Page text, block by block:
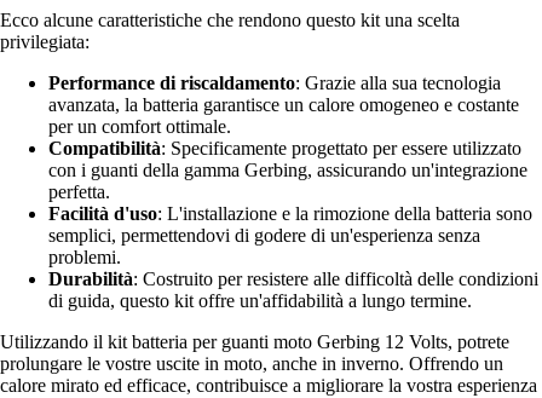
Ecco alcune caratteristiche che rendono questo kit una scelta
privilegiata:
Performance di riscaldamento: Grazie alla sua tecnologia
avanzata, la batteria garantisce un calore omogeneo e costante
per un comfort ottimale.
Compatibilità: Specificamente progettato per essere utilizzato
con i guanti della gamma Gerbing, assicurando un'integrazione
perfetta.
Facilità d'uso: L'installazione e la rimozione della batteria sono
semplici, permettendovi di godere di un'esperienza senza
problemi.
Durabilità: Costruito per resistere alle difficoltà delle condizioni
di guida, questo kit offre un'affidabilità a lungo termine.
Utilizzando il kit batteria per guanti moto Gerbing 12 Volts, potrete
prolungare le vostre uscite in moto, anche in inverno. Offrendo un
calore mirato ed efficace, contribuisce a migliorare la vostra esperienza